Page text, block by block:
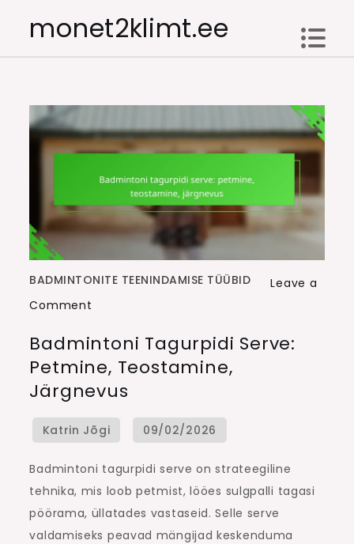
monet2klimt.ee
BADMINTONITE TEENINDAMISE TÜÜBID
Leave a
Comment
tagurpidi
serve:
petmine,
teostamine,
järgnevus
Badmintoni Tagurpidi Serve:
Petmine, Teostamine,
Järgnevus
Badmintoni tagurpidi serve on strateegiline
tehnika, mis loob petmist, lööes sulgpalli tagasi
pöörama, üllatades vastaseid. Selle serve
valdamiseks peavad mängijad keskenduma